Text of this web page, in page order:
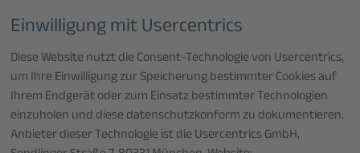
Einwilligung mit Usercentrics
Diese Website nutzt die Consent-Technologie von Usercentrics,
um Ihre Einwilligung zur Speicherung bestimmter Cookies auf
Ihrem Endgerät oder zum Einsatz bestimmter Technologien
einzuholen und diese datenschutzkonform zu dokumentieren.
Anbieter dieser Technologie ist die Usercentrics GmbH,